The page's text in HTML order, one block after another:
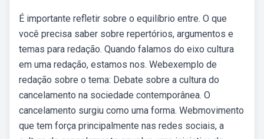
É importante refletir sobre o equilíbrio entre. O que
você precisa saber sobre repertórios, argumentos e
temas para redação. Quando falamos do eixo cultura
em uma redação, estamos nos. Webexemplo de
redação sobre o tema: Debate sobre a cultura do
cancelamento na sociedade contemporânea. O
cancelamento surgiu como uma forma. Webmovimento
que tem força principalmente nas redes sociais, a